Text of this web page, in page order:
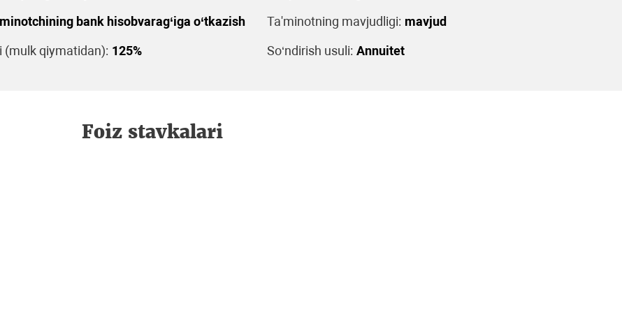
bank hisobvarag‘iga o‘tkazish Ta'minotning mavjudligi: mavjud
qiymatidan): 125% So‘ndirish usuli: Annuitet
Foiz stavkalari